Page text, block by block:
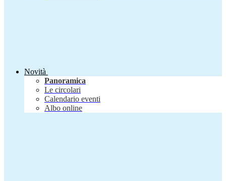
Novità
Panoramica
Le circolari
Calendario eventi
Albo online